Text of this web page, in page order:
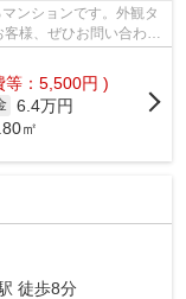
ンションです。外観タ
様、ぜひお問い合わせ
等：5,500円 )
6.4万円
㎡
徒歩8分